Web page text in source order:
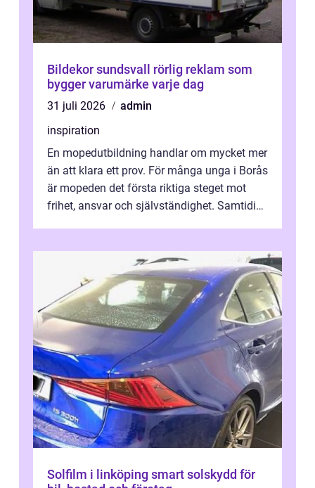
Bildekor sundsvall rörlig reklam som
bygger varumärke varje dag
31 juli 2026
admin
inspiration
En mopedutbildning handlar om mycket mer
än att klara ett prov. För många unga i Borås
är mopeden det första riktiga steget mot
frihet, ansvar och självständighet. Samtidigt
Solfilm i linköping smart solskydd för